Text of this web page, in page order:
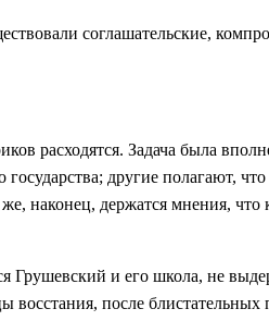
соглашательские,
расходятся. Задача была
другие полагают,
наконец, держатся мнения,
Грушевский и его школа, не
восстания, после